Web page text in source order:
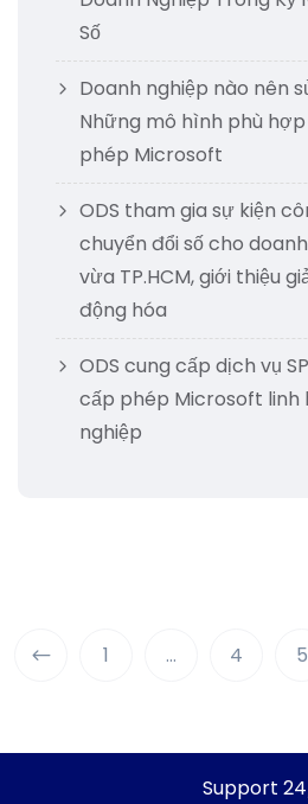
Số
Doanh nghiệp nào nên
Những mô hình phù
phép Microsoft
ODS tham gia sự kiện
chuyển đổi số cho
vừa TP.HCM, giới thiệu
động hóa
ODS cung cấp dịch vụ
cấp phép Microsoft linh
nghiệp
1 … 4 5
Support